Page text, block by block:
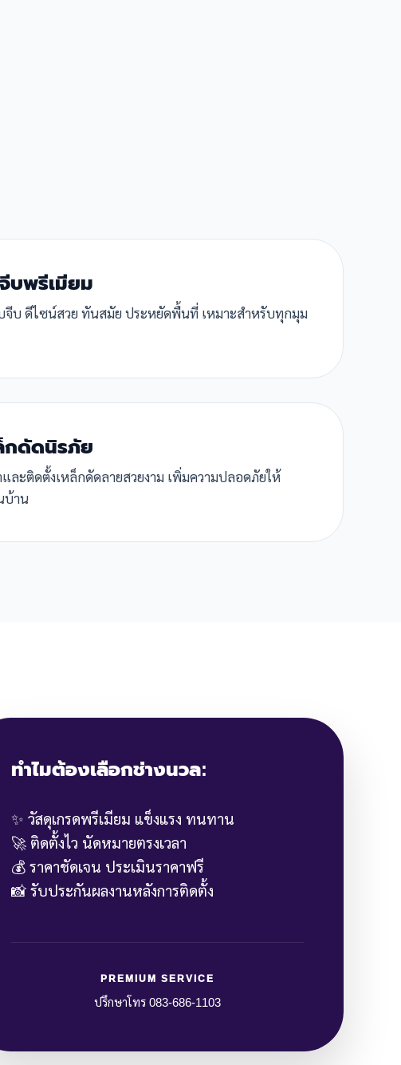
บพรีเมียม
จีบ ดีไซน์สวย ทันสมัย ประหยัดพื้นที่ เหมาะสำหรับทุกมุม
กดัดนิรภัย
และติดตั้งเหล็กดัดลายสวยงาม เพิ่มความปลอดภัยให้
บ้าน
ทำไมต้องเลือกช่างนวล:
✨ วัสดุเกรดพรีเมียม แข็งแรง ทนทาน
🚀 ติดตั้งไว นัดหมายตรงเวลา
💰 ราคาชัดเจน ประเมินราคาฟรี
📸 รับประกันผลงานหลังการติดตั้ง
PREMIUM SERVICE
ปรึกษาโทร 083-686-1103